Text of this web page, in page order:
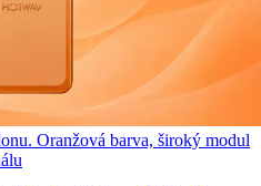
Oranžová barva, široký modul